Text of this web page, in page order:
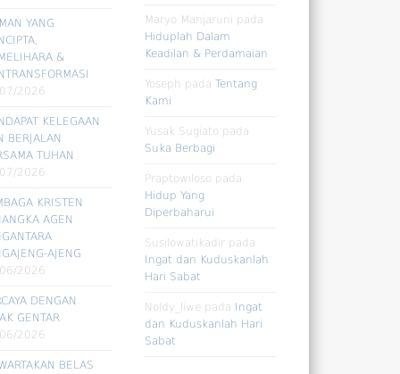
YANG
&
2026
KELEGAAN
BERJALAN
TUHAN
2026
KRISTEN
AGEN
AJENG
2026
DENGAN
GENTAR
2026
BELAS
Maryo Manjaruni pada
Hiduplah Dalam
Keadilan & Perdamaian
Yoseph pada Tentang
Kami
Yusak Sugiato pada
Suka Berbagi
Praptowiloso pada
Hidup Yang
Diperbaharui
Susilowatikadir pada
Ingat dan Kuduskanlah
Hari Sabat
Noldy_liwe pada
Ingat
dan Kuduskanlah Hari
Sabat